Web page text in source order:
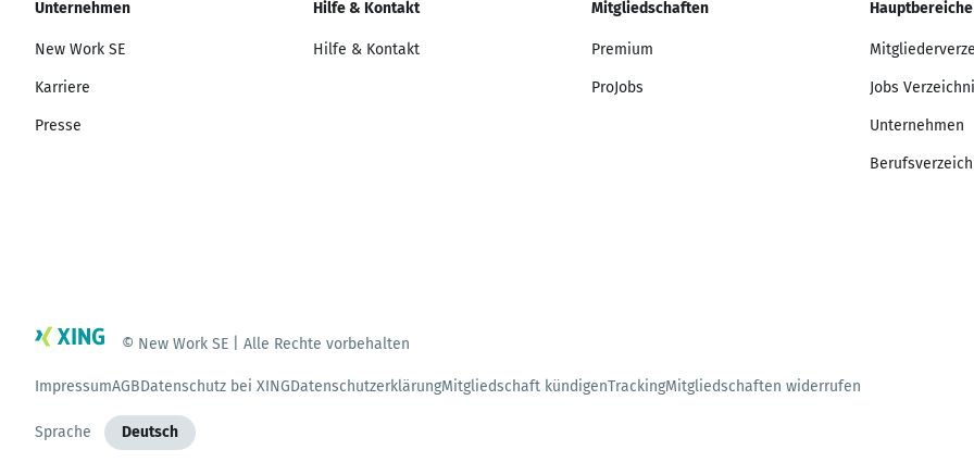
Unternehmen
New Work SE
Karriere
Presse
Hilfe & Kontakt
Hilfe & Kontakt
Mitgliedschaften
Premium
ProJobs
Hauptbereiche
Jobs
Unternehmen
© New Work SE | Alle Rechte vorbehalten
ImpressumAGBDatenschutz bei XINGDatenschutzerklärungMitgliedschaft kündigenTrackingMitgliedschaften widerrufen
Sprache Deutsch